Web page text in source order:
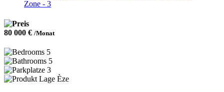
80 000 € /Monat
5
5
3
Èze